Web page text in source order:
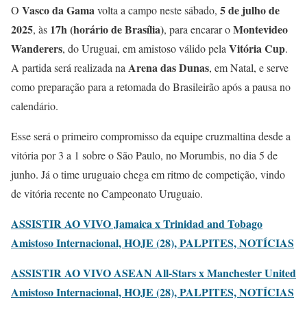
O Vasco da Gamavolta a campo neste sábado, 5 de julho de
2025, às 17h (horário de Brasília), para encarar oMontevideo
Wanderers, do Uruguai, em amistoso válido pela Vitória Cup.
A partida será realizada na Arena das Dunas, em Natal, e serve
como preparação para a retomada do Brasileirão após a pausa no
calendário.
Esse será o primeiro compromisso da equipe cruzmaltina desde a
vitória por 3 a 1 sobre o São Paulo, no Morumbis, no dia 5 de
junho. Já o time uruguaio chega em ritmo de competição, vindo
de vitória recente no Campeonato Uruguaio.
ASSISTIR AO VIVO Jamaica x Trinidad and Tobago
Amistoso Internacional, HOJE (28), PALPITES, NOTÍCIAS
ASSISTIR AO VIVO ASEAN All-Stars x Manchester United
Amistoso Internacional, HOJE (28), PALPITES, NOTÍCIAS